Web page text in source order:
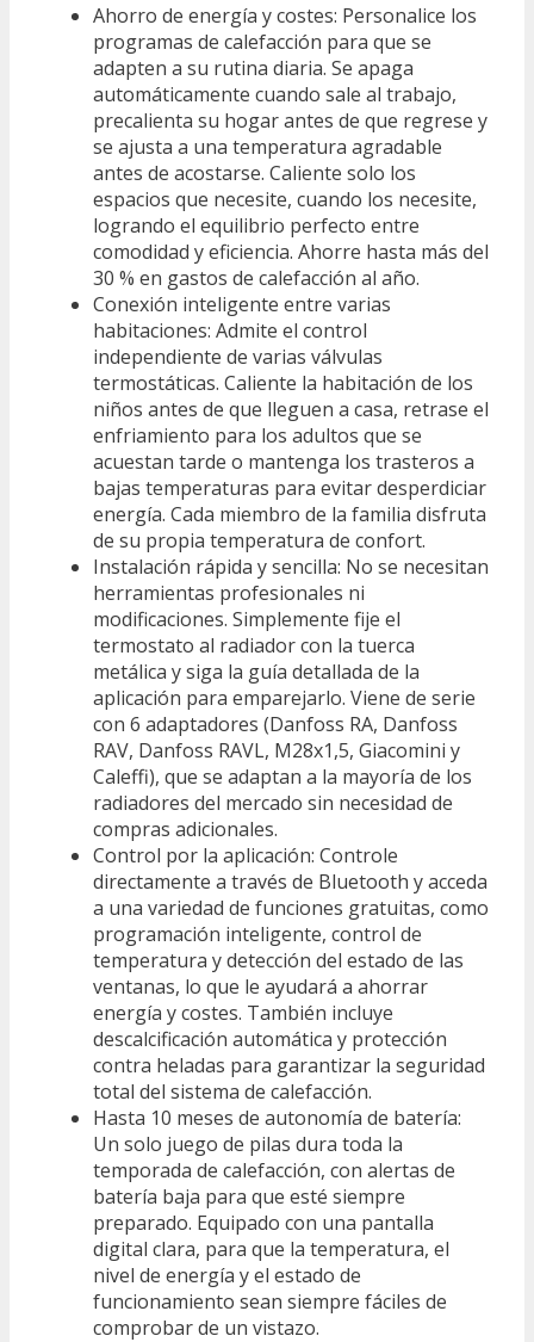
Ahorro de energía y costes: Personalice los
programas de calefacción para que se
adapten a su rutina diaria. Se apaga
automáticamente cuando sale al trabajo,
precalienta su hogar antes de que regrese y
se ajusta a una temperatura agradable
antes de acostarse. Caliente solo los
espacios que necesite, cuando los necesite,
logrando el equilibrio perfecto entre
comodidad y eficiencia. Ahorre hasta más del
30 % en gastos de calefacción al año.
Conexión inteligente entre varias
habitaciones: Admite el control
independiente de varias válvulas
termostáticas. Caliente la habitación de los
niños antes de que lleguen a casa, retrase el
enfriamiento para los adultos que se
acuestan tarde o mantenga los trasteros a
bajas temperaturas para evitar desperdiciar
energía. Cada miembro de la familia disfruta
de su propia temperatura de confort.
Instalación rápida y sencilla: No se necesitan
herramientas profesionales ni
modificaciones. Simplemente fije el
termostato al radiador con la tuerca
metálica y siga la guía detallada de la
aplicación para emparejarlo. Viene de serie
con 6 adaptadores (Danfoss RA, Danfoss
RAV, Danfoss RAVL, M28x1,5, Giacomini y
Caleffi), que se adaptan a la mayoría de los
radiadores del mercado sin necesidad de
compras adicionales.
Control por la aplicación: Controle
directamente a través de Bluetooth y acceda
a una variedad de funciones gratuitas, como
programación inteligente, control de
temperatura y detección del estado de las
ventanas, lo que le ayudará a ahorrar
energía y costes. También incluye
descalcificación automática y protección
contra heladas para garantizar la seguridad
total del sistema de calefacción.
Hasta 10 meses de autonomía de batería:
Un solo juego de pilas dura toda la
temporada de calefacción, con alertas de
batería baja para que esté siempre
preparado. Equipado con una pantalla
digital clara, para que la temperatura, el
nivel de energía y el estado de
funcionamiento sean siempre fáciles de
comprobar de un vistazo.